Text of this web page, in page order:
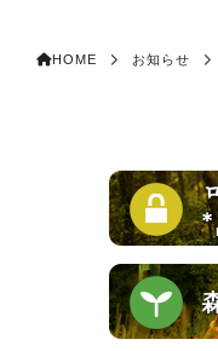
HOME お知らせ